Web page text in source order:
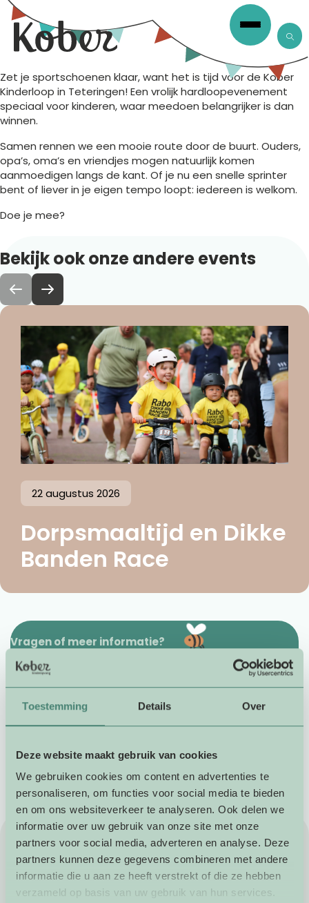
Toestemming Details Over
Deze website maakt gebruik van cookies
We gebruiken cookies om content en advertenties te
personaliseren, om functies voor social media te bieden
en om ons websiteverkeer te analyseren. Ook delen we
informatie over uw gebruik van onze site met onze
partners voor social media, adverteren en analyse. Deze
partners kunnen deze gegevens combineren met andere
informatie die u aan ze heeft verstrekt of die ze hebben
verzameld op basis van uw gebruik van hun services.
Zet je sportschoenen klaar, want het is tijd voor de Kober
Kinderloop in Teteringen! Een vrolijk hardloopevenement
speciaal voor kinderen, waar meedoen belangrijker is dan
winnen.
Samen rennen we een mooie route door de buurt. Ouders,
opa’s, oma’s en vriendjes mogen natuurlijk komen
aanmoedigen langs de kant. Of je nu een snelle sprinter
bent of liever in je eigen tempo loopt: iedereen is welkom.
Doe je mee?
Bekijkookonzeandereevents
22 augustus 2026
Dorpsmaaltijd en Dikke
Banden Race
Vragen of meer informatie?
Wil je graag meer informatie over ons of onze
diensten? Heb je een vraag of wijziging in de
kinderopvang van je kind? Neem contact op met ons
serviceteam. We helpen je graag.
Rondleiding plannen
Inschrijven
Direct contact